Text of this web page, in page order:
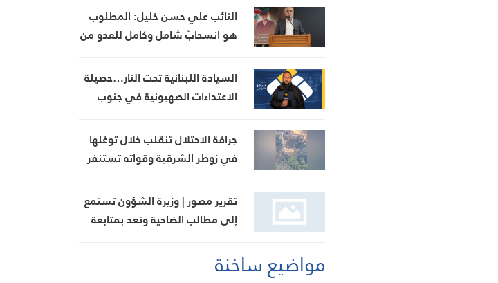
النائب علي حسن خليل: المطلوب
هو انسحابٌ شامل وكامل للعدو من
السيادة اللبنانية تحت النار…حصيلة
الاعتداءات الصهيونية في جنوب
جرافة الاحتلال تنقلب خلال توغلها
في زوطر الشرقية وقواته تستنفر
تقرير مصور | وزيرة الشؤون تستمع
إلى مطالب الضاحية وتعد بمتابعة
مواضيع ساخنة